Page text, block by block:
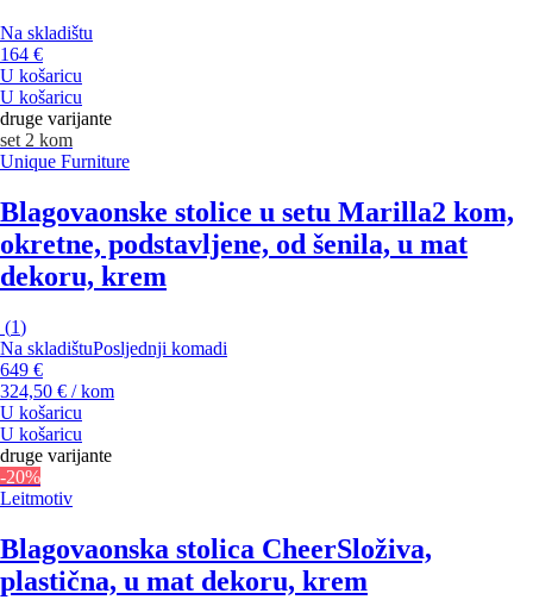
Na skladištu
164 €
U košaricu
U košaricu
druge varijante
set 2 kom
Unique Furniture
Blagovaonske stolice u setu Marilla2 kom,
okretne, podstavljene, od šenila, u mat
dekoru, krem
(1)
Na skladištuPosljednji komadi
649 €
324,50 € / kom
U košaricu
U košaricu
druge varijante
-20%
Leitmotiv
Blagovaonska stolica CheerSloživa,
plastična, u mat dekoru, krem